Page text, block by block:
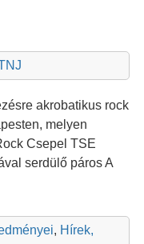
akrobatikus rock
melyen
Csepel TSE
serdülő páros A
, Hírek,